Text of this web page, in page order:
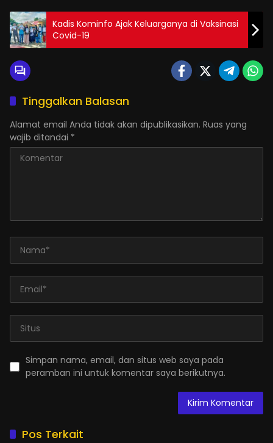
Kadis Kominfo Ajak Keluarganya di Vaksinasi
Covid-19
Tinggalkan Balasan
Alamat email Anda tidak akan dipublikasikan. Ruas yang
wajib ditandai *
Simpan nama, email, dan situs web saya pada
peramban ini untuk komentar saya berikutnya.
Pos Terkait